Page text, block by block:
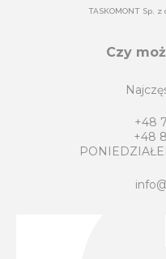
TASKOMONT Sp.
Czy
+48
+48